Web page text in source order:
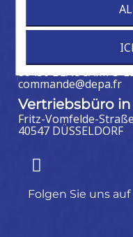
Hauptsitz
2 rue du Haut
80430 BEAUCAMPS-
commande@depa.fr
Vertriebsbüro
Fritz-Vomfelde-
40547 DÜSSELDORF
Folgen Sie uns